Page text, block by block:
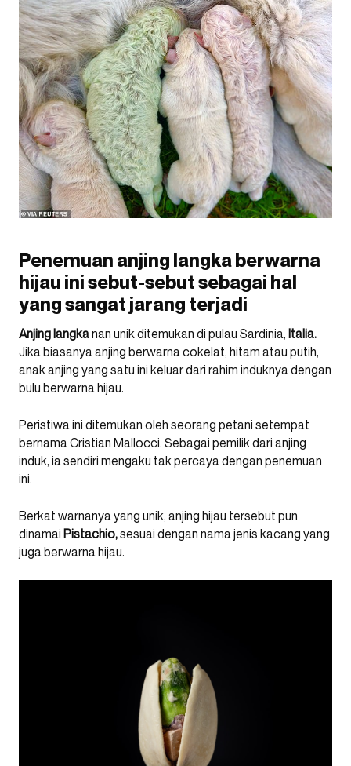
Penemuan anjing langka berwarna
hijau ini sebut-sebut sebagai hal
yang sangat jarang terjadi
Anjing langkanan unik ditemukan di pulau Sardinia, Italia.
Jika biasanya anjing berwarna cokelat, hitam atau putih,
anak anjing yang satu ini keluar dari rahim induknya dengan
bulu berwarna hijau.
Peristiwa ini ditemukan oleh seorang petani setempat
bernama Cristian Mallocci. Sebagai pemilik dari anjing
induk, ia sendiri mengaku tak percaya dengan penemuan
ini.
Berkat warnanya yang unik, anjing hijau tersebut pun
dinamai Pistachio,sesuai dengan nama jenis kacang yang
juga berwarna hijau.